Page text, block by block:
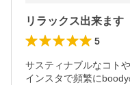
リラックス出来ます
5
サスティナブルなコト
インスタで頻繁に